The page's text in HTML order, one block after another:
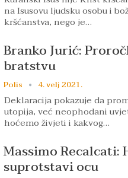
na Isusovu ljudsku osobu i
kršćanstva, nego je…
Branko Jurić:
bratstvu
Polis 4. velj 2021.
Deklaracija pokazuje da
utopija, već neophodani
hoćemo živjeti i kakvog…
Massimo Recalcati:
suprotstavi ocu